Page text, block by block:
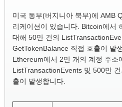
미국 동부(버지니아 북부)에 AMB
리케이션이 있습니다. Bitcoin에서
대해 50만 건의
GetTokenBalance 직접 호출이 발
Ethereum에서 2만 개의 계정 주소
ListTransactionEvents 및 500만
출이 발생합니다.